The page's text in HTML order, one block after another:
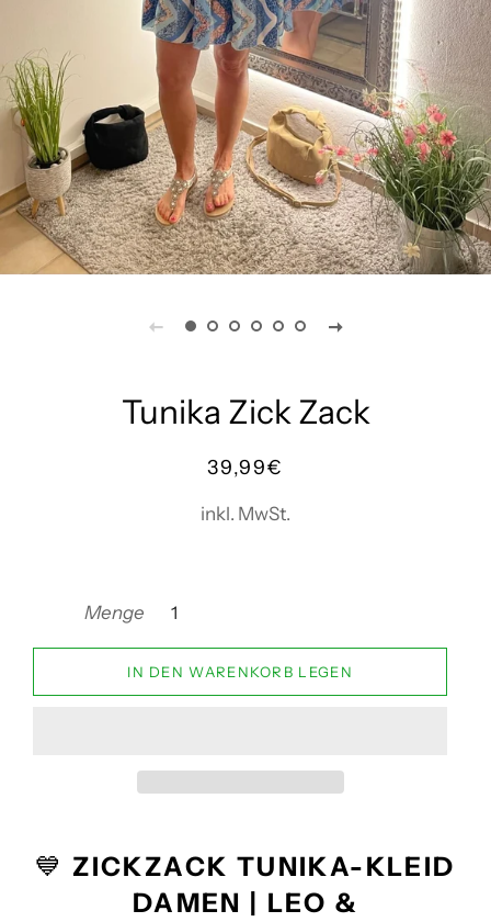
Tunika Zick Zack
Normaler
Sonderpreis
39,99€
inkl. MwSt.
Menge
IN DEN WARENKORB LEGEN
💙 ZICKZACK TUNIKA-KLEID
DAMEN | LEO &